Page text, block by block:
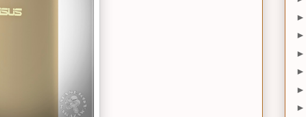
►
►
►
►
►
►